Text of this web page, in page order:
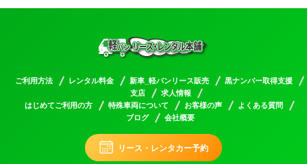
ご利用方法 レンタル料金 新車_軽バンリース販売
黒ナンバー取得支援
支店
求人情報
はじめてご利用の方
特殊車両について お客様の声
よくある質問
ブログ
会社概要
リース・レンタカー予約